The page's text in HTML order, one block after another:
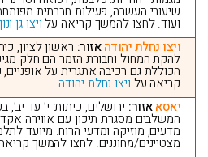
שיעורי העשרה, פעילות חברתית
ועוד. לחצו להמשך קריאה עלויצו גן
ויצו נחלת יהודהאזור: ראשון לציון,
להקת המחול וחבורת הזמר הם חלק
הכוללת גם רכיבה אתגרית על
קריאה על ויצו נחלת יהודה
יאסאאזור: ירושלים, כיתות: י’ עד יב’,
המשלבים מסגרת תיכון עם אווירה
מדעים, מוזיקה ומדעי הרוח. מיועד
מצטיינים/מחוננים. לחצו להמשך